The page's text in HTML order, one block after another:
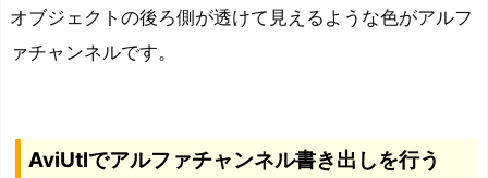
オブジェクトの後ろ側が透けて見えるような色がアルフ
ァチャンネルです。
AviUtlでアルファチャンネル書き出しを行う